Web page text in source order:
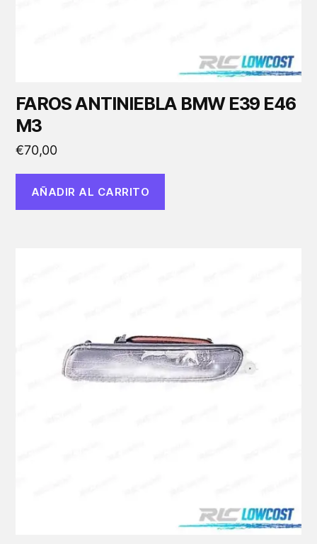
FAROS ANTINIEBLA BMW E39 E46
M3
€70,00
AÑADIR AL CARRITO